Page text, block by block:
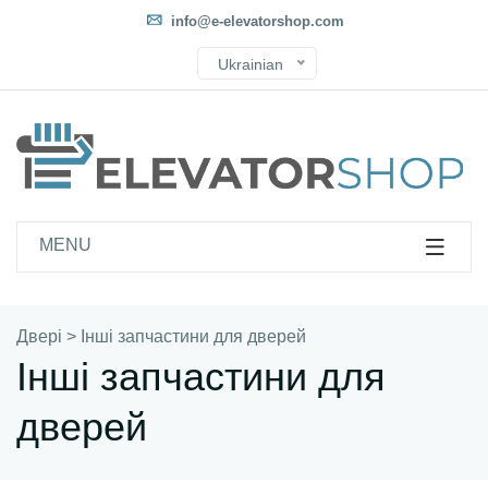
info@e-elevatorshop.com
Ukrainian
MENU
Двері > Інші запчастини для дверей
Інші запчастини для
дверей